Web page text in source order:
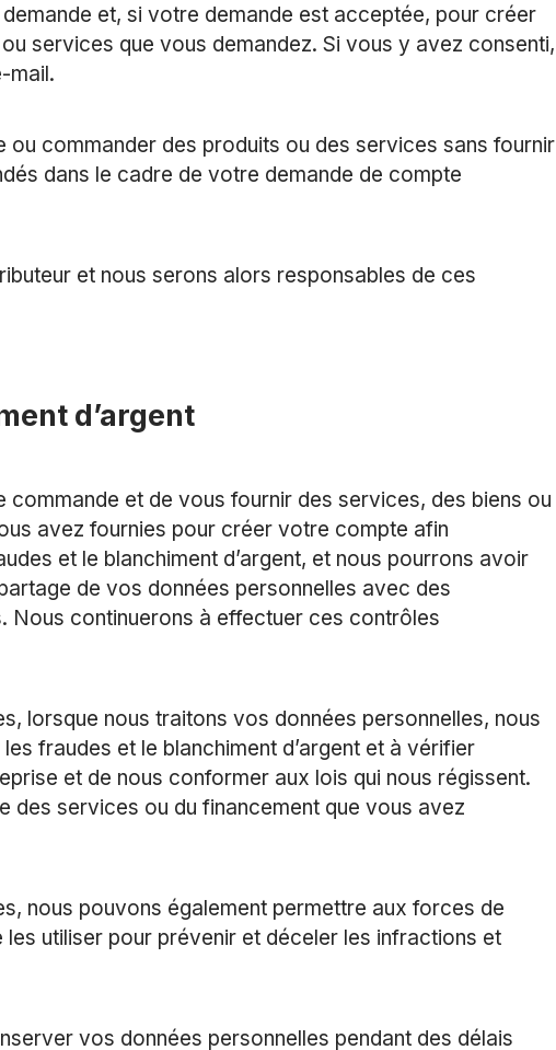
et, si votre demande est acceptée, pour créer
services que vous demandez. Si vous y avez consenti,
mail.
ou commander des produits ou des services sans fournir
dans le cadre de votre demande de compte
et nous serons alors responsables de ces
d’argent
et de vous fournir des services, des biens ou
avez fournies pour créer votre compte afin
et le blanchiment d’argent, et nous pourrons avoir
de vos données personnelles avec des
Nous continuerons à effectuer ces contrôles
lorsque nous traitons vos données personnelles, nous
fraudes et le blanchiment d’argent et à vérifier
et de nous conformer aux lois qui nous régissent.
des services ou du financement que vous avez
nous pouvons également permettre aux forces de
utiliser pour prévenir et déceler les infractions et
vos données personnelles pendant des délais